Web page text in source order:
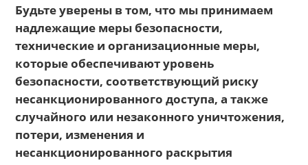
Будьте уверены в том, что мы принимаем
надлежащие меры безопасности,
технические и организационные меры,
которые обеспечивают уровень
безопасности, соответствующий риску
несанкционированного доступа, а также
случайного или незаконного уничтожения,
потери, изменения и
несанкционированного раскрытия